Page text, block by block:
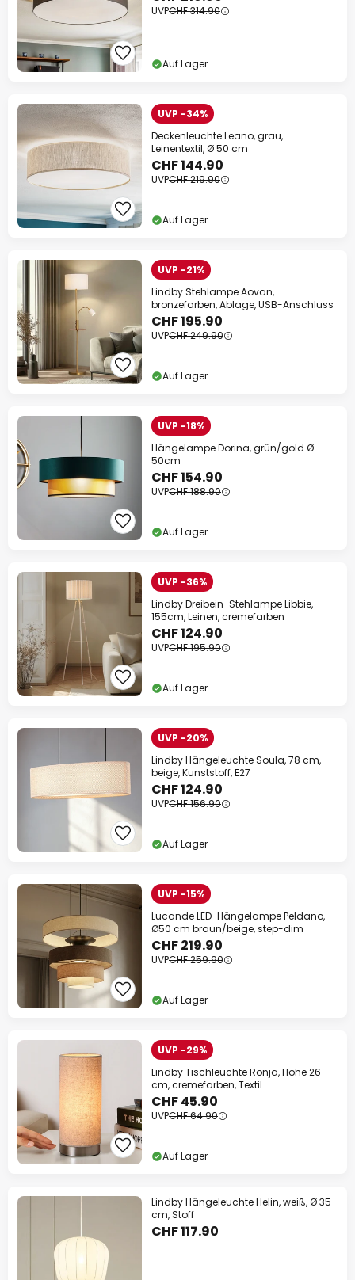
UVPCHF 314.90
Auf Lager
UVP -34%
Deckenleuchte Leano, grau,
Leinentextil, Ø 50 cm
CHF 144.90
UVPCHF 219.90
Auf Lager
UVP -21%
Lindby Stehlampe Aovan,
bronzefarben, Ablage, USB-Anschluss
CHF 195.90
UVPCHF 249.90
Auf Lager
UVP -18%
Hängelampe Dorina, grün/gold Ø
50cm
CHF 154.90
UVPCHF 188.90
Auf Lager
UVP -36%
Lindby Dreibein-Stehlampe Libbie,
155cm, Leinen, cremefarben
CHF 124.90
UVPCHF 195.90
Auf Lager
UVP -20%
Lindby Hängeleuchte Soula, 78 cm,
beige, Kunststoff, E27
CHF 124.90
UVPCHF 156.90
Auf Lager
UVP -15%
Lucande LED-Hängelampe Peldano,
Ø50 cm braun/beige, step-dim
CHF 219.90
UVPCHF 259.90
Auf Lager
UVP -29%
Lindby Tischleuchte Ronja, Höhe 26
cm, cremefarben, Textil
CHF 45.90
UVPCHF 64.90
Auf Lager
Lindby Hängeleuchte Helin, weiß, Ø 35
cm, Stoff
CHF 117.90